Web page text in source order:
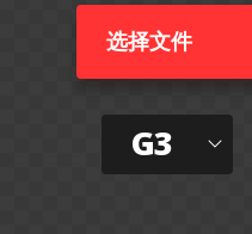
选择文件
G3